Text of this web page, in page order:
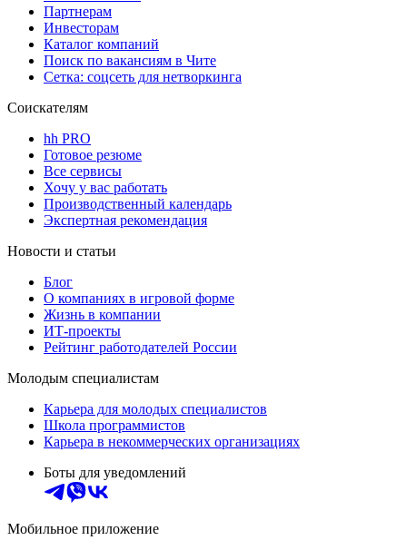
Партнерам
Инвесторам
Каталог компаний
Поиск по вакансиям в Чите
Сетка: соцсеть для нетворкинга
Соискателям
hh PRO
Готовое резюме
Все сервисы
Хочу у вас работать
Производственный календарь
Экспертная рекомендация
Новости и статьи
Блог
О компаниях в игровой форме
Жизнь в компании
ИТ-проекты
Рейтинг работодателей России
Молодым специалистам
Карьера для молодых специалистов
Школа программистов
Карьера в некоммерческих организациях
Боты для уведомлений
Мобильное приложение